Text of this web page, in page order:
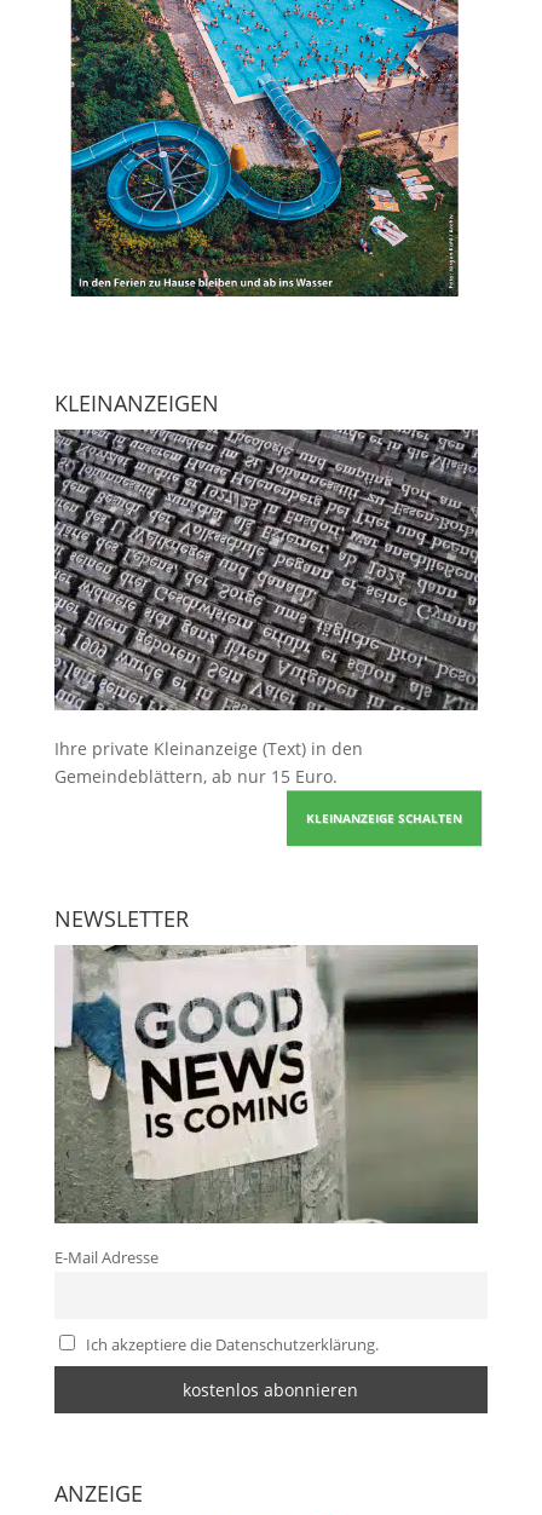
KLEINANZEIGEN
Ihre private Kleinanzeige (Text) in den
Gemeindeblättern, ab nur 15 Euro.
KLEINANZEIGE SCHALTEN
NEWSLETTER
E-Mail Adresse
Ich akzeptiere die Datenschutzerklärung.
ANZEIGE